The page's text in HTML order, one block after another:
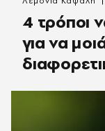
4 τρόποι
για να